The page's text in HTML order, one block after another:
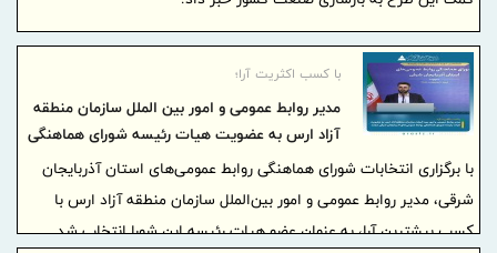
با کسب اکثریت آرا؛
مدیر روابط عمومی و امور بین الملل سازمان منطقه
آزاد ارس به عضویت هیات رئیسه شورای هماهنگی
روابط عمومی‌های آذربایجان شرقی درآمد
با برگزاری انتخابات شورای هماهنگی روابط عمومی‌های استان آذربایجان
شرقی، مدیر روابط عمومی و امور بین‌الملل سازمان منطقه آزاد ارس با
کسب بیشترین آرا، به عنوان عضو هیات رئیسه این شورا انتخاب شد.